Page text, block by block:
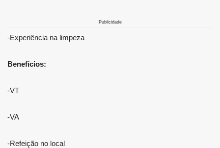
Publicidade
-Experiência na limpeza
Benefícios:
-VT
-VA
-Refeição no local